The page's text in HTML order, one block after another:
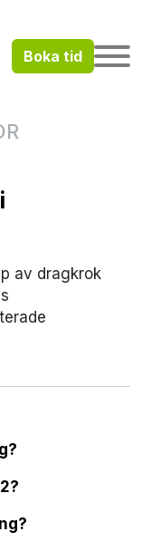
Boka tid
av dragkrok